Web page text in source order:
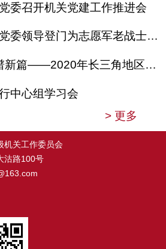
委召开机关党建工作推进会
市市级机关工作党委领导登门为志愿军老战士佩戴纪念章
育新机 开新局 谱新篇——2020年长三角地区机关党建工作研讨会在南京召开
中心组学习会
> 更多